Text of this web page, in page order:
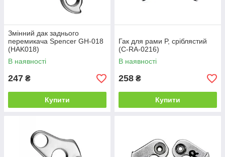
Змінний дак заднього
перемикача Spencer GH-018
(HAK018)
В наявності
247 ₴
Купити
Гак для рами P, сріблястий
(C-RA-0216)
В наявності
258 ₴
Купити